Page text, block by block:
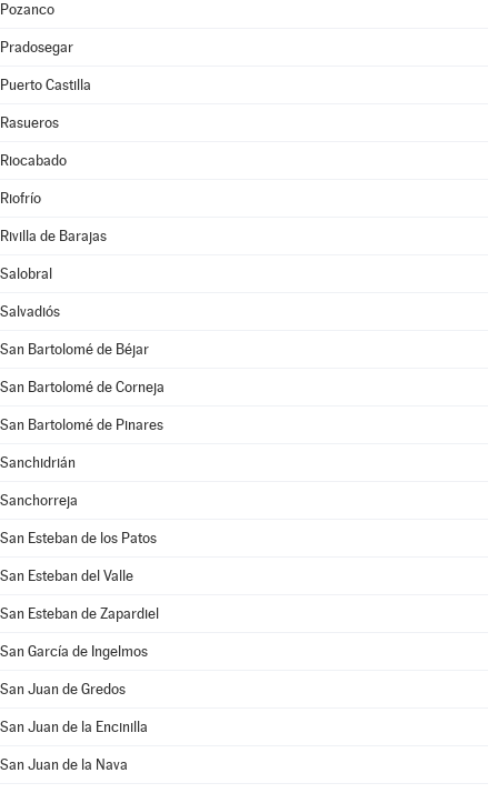
Pozanco
Pradosegar
Puerto Castilla
Rasueros
Riocabado
Riofrío
Rivilla de Barajas
Salobral
Salvadiós
San Bartolomé de Béjar
San Bartolomé de Corneja
San Bartolomé de Pinares
Sanchidrián
Sanchorreja
San Esteban de los Patos
San Esteban del Valle
San Esteban de Zapardiel
San García de Ingelmos
San Juan de Gredos
San Juan de la Encinilla
San Juan de la Nava